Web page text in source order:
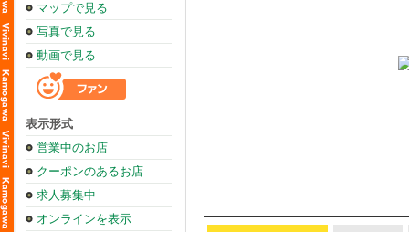
マップで見る
写真で見る
動画で見る
表示形式
営業中のお店
クーポンのあるお店
求人募集中
オンラインを表示